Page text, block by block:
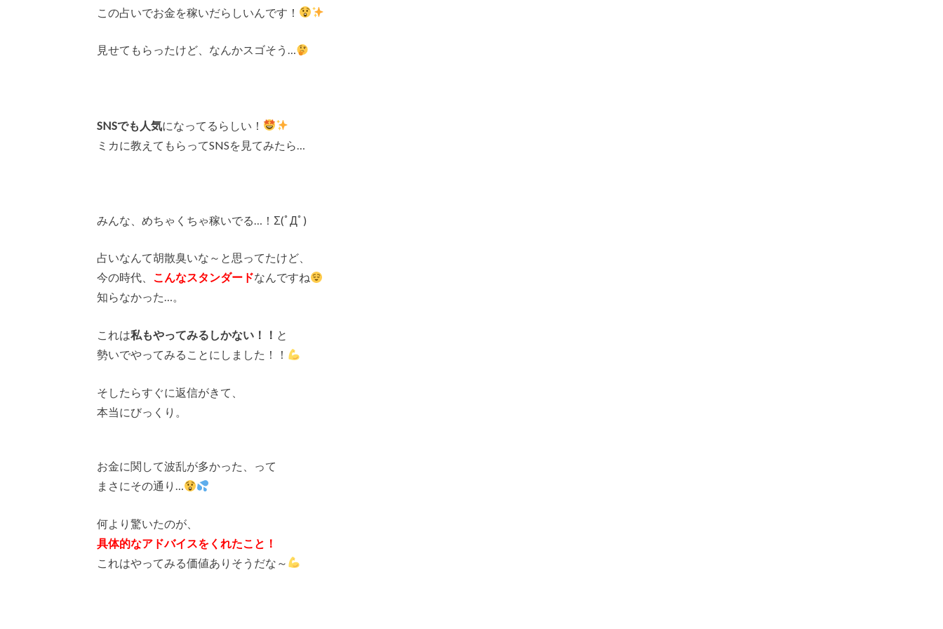
この占いでお金を稼いだらしいんです！
見せてもらったけど、なんかスゴそう…
SNSでも人気になってるらしい！
ミカに教えてもらってSNSを見てみたら…
みんな、めちゃくちゃ稼いでる…！Σ(ﾟДﾟ)
占いなんて胡散臭いな～と思ってたけど、
今の時代、 こんなスタンダードなんですね
知らなかった…。
これは私もやってみるしかない！！ と
勢いでやってみることにしました！！
そしたらすぐに返信がきて、
本当にびっくり。
お金に関して波乱が多かった、って
まさにその通り…
何より驚いたのが、
具体的なアドバイスをくれたこと！
これはやってみる価値ありそうだな～